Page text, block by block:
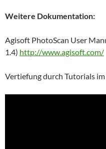
Weitere Dokumentation:
Agisoft PhotoScan User
1.4) http://www.agisoft.com/
Vertiefung durch Tutorials im